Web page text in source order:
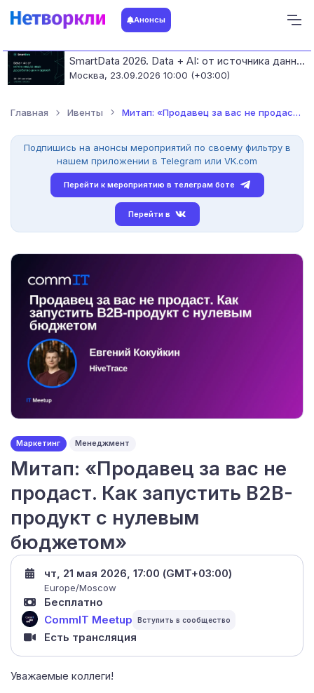
Анонсы
SmartData 2026. Data + AI: от источника данных до работающих моделей
Москва, 23.09.2026 10:00 (+03:00)
Главная Ивенты Митап: «Продавец за вас не продаст. Как запустить B2B-продукт...
Подпишись на анонсы мероприятий по своему фильтру в
нашем приложении в Telegram или VK.com
Перейти к мероприятию в телеграм боте
Перейти в
Маркетинг Менеджмент
Митап: «Продавец за вас не
продаст. Как запустить B2B-
продукт с нулевым
бюджетом»
Уважаемые коллеги!
чт, 21 мая 2026, 17:00 (GMT+03:00)
Europe/Moscow
Бесплатно
CommIT Meetup
Есть трансляция